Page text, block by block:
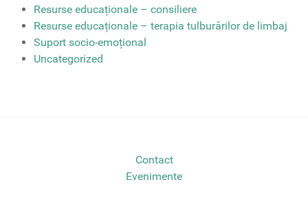
Resurse educaționale – consiliere
Resurse educaționale – terapia tulburărilor de limbaj
Suport socio-emoțional
Uncategorized
Contact
Evenimente